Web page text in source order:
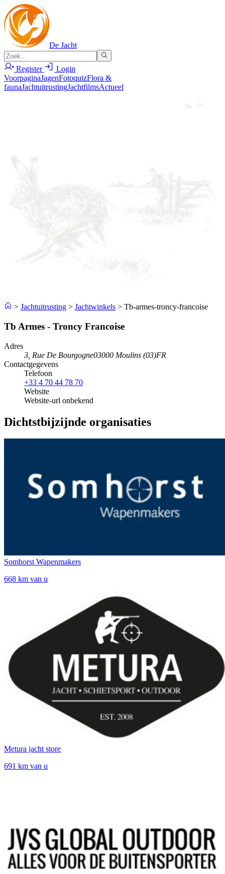
De Jacht
Register
Login
VoorpaginaJagenFotoquizFlora &
faunaJachtuitrustingJachtfilmsActueel
> Jachtuitrusting > Jachtwinkels > Tb-armes-troncy-francoise
Tb Armes - Troncy Francoise
Adres
3, Rue De Bourgogne03000 Moulins (03)FR
Contactgegevens
Telefoon
+33 4 70 44 78 70
Website
Website-url onbekend
Dichtstbijzijnde organisaties
Somhorst Wapenmakers
668 km van u
Metura jacht store
691 km van u